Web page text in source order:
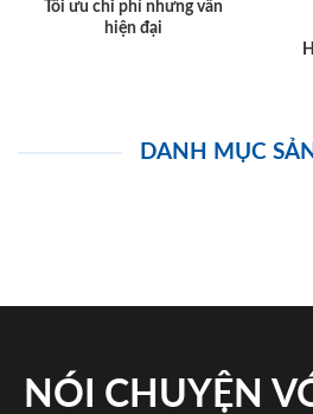
Tối ưu chi phí nhưng vẫn
hiện đại
DANH MỤC
NÓI CHUYỆN